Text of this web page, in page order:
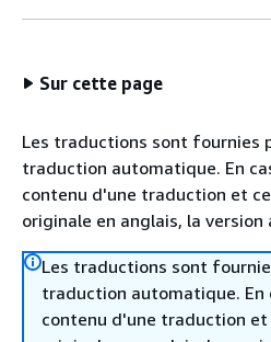
Sur cette page
Les traductions sont fournies
traduction automatique. En
contenu d'une traduction et
originale en anglais, la version
Les traductions sont
traduction automatique.
contenu d'une traduction et